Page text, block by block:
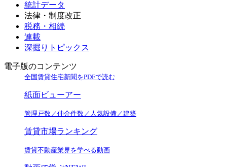
統計データ
法律・制度改正
税務・相続
連載
深掘りトピックス
電子版のコンテンツ
全国賃貸住宅新聞をPDFで読む
紙面ビューアー
管理戸数／仲介件数／人気設備／建築
賃貸市場ランキング
賃貸不動産業界を学べる動画